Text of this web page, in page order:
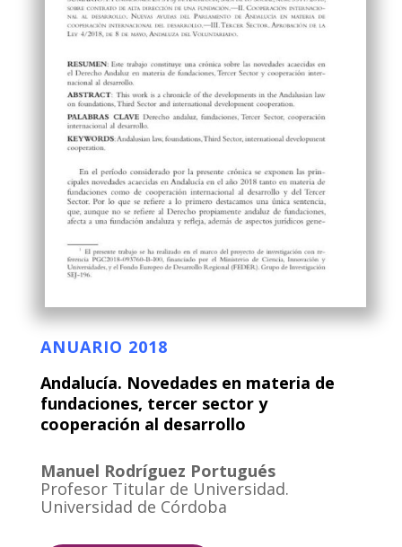
ANUARIO 2018
Andalucía. Novedades en materia de
fundaciones, tercer sector y
cooperación al desarrollo
Manuel Rodríguez Portugués
Profesor Titular de Universidad.
Universidad de Córdoba